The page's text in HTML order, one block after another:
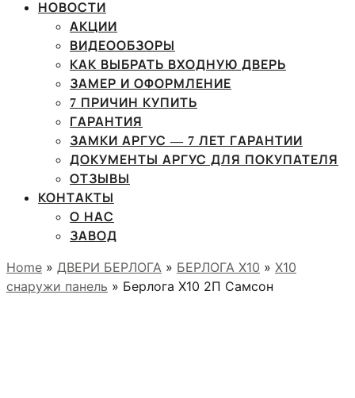
НОВОСТИ
АКЦИИ
ВИДЕООБЗОРЫ
КАК ВЫБРАТЬ ВХОДНУЮ ДВЕРЬ
ЗАМЕР И ОФОРМЛЕНИЕ
7 ПРИЧИН КУПИТЬ
ГАРАНТИЯ
ЗАМКИ АРГУС — 7 ЛЕТ ГАРАНТИИ
ДОКУМЕНТЫ АРГУС ДЛЯ ПОКУПАТЕЛЯ
ОТЗЫВЫ
КОНТАКТЫ
О НАС
ЗАВОД
Home » ДВЕРИ БЕРЛОГА » БЕРЛОГА Х10 » X10
снаружи панель » Берлога Х10 2П Самсон